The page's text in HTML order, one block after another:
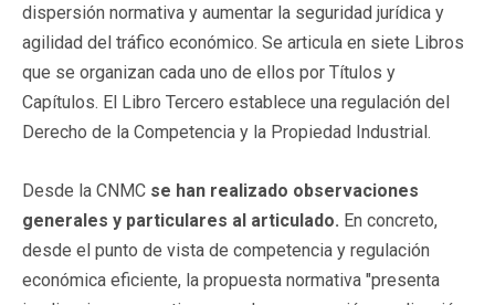
dispersión normativa y aumentar la seguridad jurídica y
agilidad del tráfico económico. Se articula en siete Libros
que se organizan cada uno de ellos por Títulos y
Capítulos. El Libro Tercero establece una regulación del
Derecho de la Competencia y la Propiedad Industrial.
Desde la CNMC se han realizado observaciones
generales y particulares al articulado. En concreto,
desde el punto de vista de competencia y regulación
económica eficiente, la propuesta normativa "presenta